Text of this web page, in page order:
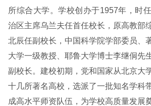
所综合大学。学校创办于1957年，时
治区主席乌兰夫任首任校长，原高教部
北辰任副校长，中国科学院学部委员、
大学一级教授、耶鲁大学博士李继侗先
副校长。建校初期，党和国家从北京大
十几所著名高校，选派了一批知名学科
成高水平师资队伍，为学校高质量发展